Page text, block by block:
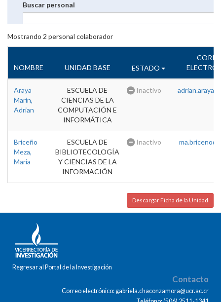
Buscar personal
Mostrando 2 personal colaborador
NOMBRE UNIDAD BASE ESTADO
Araya
Marin,
Adrian
ESCUELA DE
CIENCIAS DE LA
COMPUTACIÓN E
INFORMÁTICA
Inactivo
Briceño
Meza,
Maria
ESCUELA DE
BIBLIOTECOLOGÍA
Y CIENCIAS DE LA
INFORMACIÓN
Inactivo
Descargar Ficha de la Unidad
Regresar al Portal de la Investigación
Contacto
Correo electrónico: gabriela.chaconzamora@ucr.ac.cr